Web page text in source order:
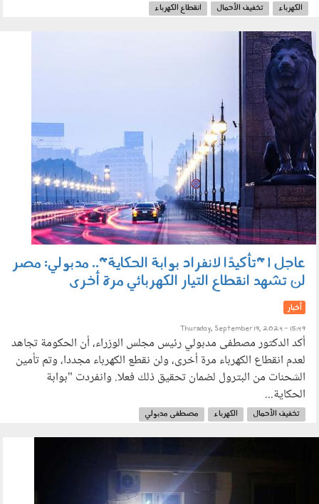
الكهرباء تخفيف الأحمال انقطاع الكهرباء
1909_005.jpg
عاجل | "تأكيدًا لانفراد بوابة الحكاية".. مدبولي: مصر
لن تشهد انقطاع التيار الكهربائي مرة أخرى
أخبار
Thursday, September 19, 2024 - 15:49
أكد الدكتور مصطفى مدبولي رئيس مجلس الوزراء، أن الحكومة تجاهد
لعدم انقطاع الكهرباء مرة أخرى، ولن نقطع الكهرباء مجددا، وتم تأمين
الشحنات من البترول لضمان تحقيق ذلك فعلا. وانفردت "بوابة
الحكاية...
تخفيف الأحمال الكهرباء مصطفى مدبولي